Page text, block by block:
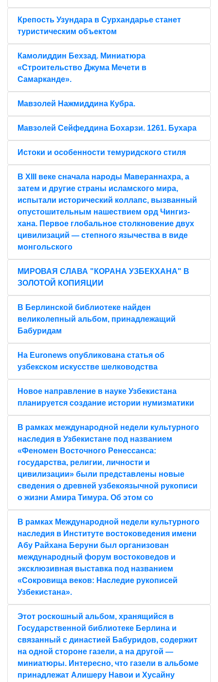
Крепость Узундара в Сурхандарье станет
туристическим объектом
Камолиддин Бехзад. Миниатюра
«Строительство Джума Мечети в
Самарканде».
Мавзолей Нажмиддина Кубра.
Мавзолей Сейфеддина Бохарзи. 1261. Бухара
Истоки и особенности темуридского стиля
В XIII веке сначала народы Мавераннахра, а
затем и другие страны исламского мира,
испытали исторический коллапс, вызванный
опустошительным нашествием орд Чингиз-
хана. Первое глобальное столкновение двух
цивилизаций — степного язычества в виде
монгольского
МИРОВАЯ СЛАВА "КОРАНА УЗБЕКХАНА" В
ЗОЛОТОЙ КОПИЯЦИИ
В Берлинской библиотеке найден
великолепный альбом, принадлежащий
Бабуридам
На Euronews опубликована статья об
узбекском искусстве шелководства
Новое направление в науке Узбекистана
планируется создание истории нумизматики
В рамках международной недели культурного
наследия в Узбекистане под названием
«Феномен Восточного Ренессанса:
государства, религии, личности и
цивилизации» были представлены новые
сведения о древней узбекоязычной рукописи
о жизни Амира Тимура. Об этом со
В рамках Международной недели культурного
наследия в Институте востоковедения имени
Абу Райхана Беруни был организован
международный форум востоковедов и
эксклюзивная выставка под названием
«Сокровища веков: Наследие рукописей
Узбекистана».
Этот роскошный альбом, хранящийся в
Государственной библиотеке Берлина и
связанный с династией Бабуридов, содержит
на одной стороне газели, а на другой —
миниатюры. Интересно, что газели в альбоме
принадлежат Алишеру Навои и Хусайну